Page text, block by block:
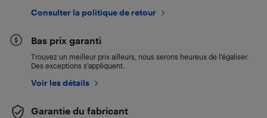
Consulter la politique de retour
Bas prix garanti
Trouvez un meilleur prix ailleurs, nous serons heureux de l’égaliser.
Des exceptions s’appliquent.
Voir les détails
Garantie du fabricant